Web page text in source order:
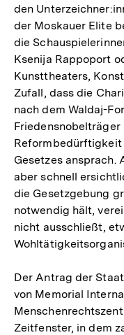
den
der Moskauer Elite
die
Ksenija Rappoport
Kunsttheaters,
Zufall, dass die
nach dem Waldaj-
Reformbedürftigkeit
Gesetzes ansprach.
aber schnell
die Gesetzgebung
notwendig hält,
nicht ausschließt,
Der Antrag der
von Memorial
Zeitfenster, in dem